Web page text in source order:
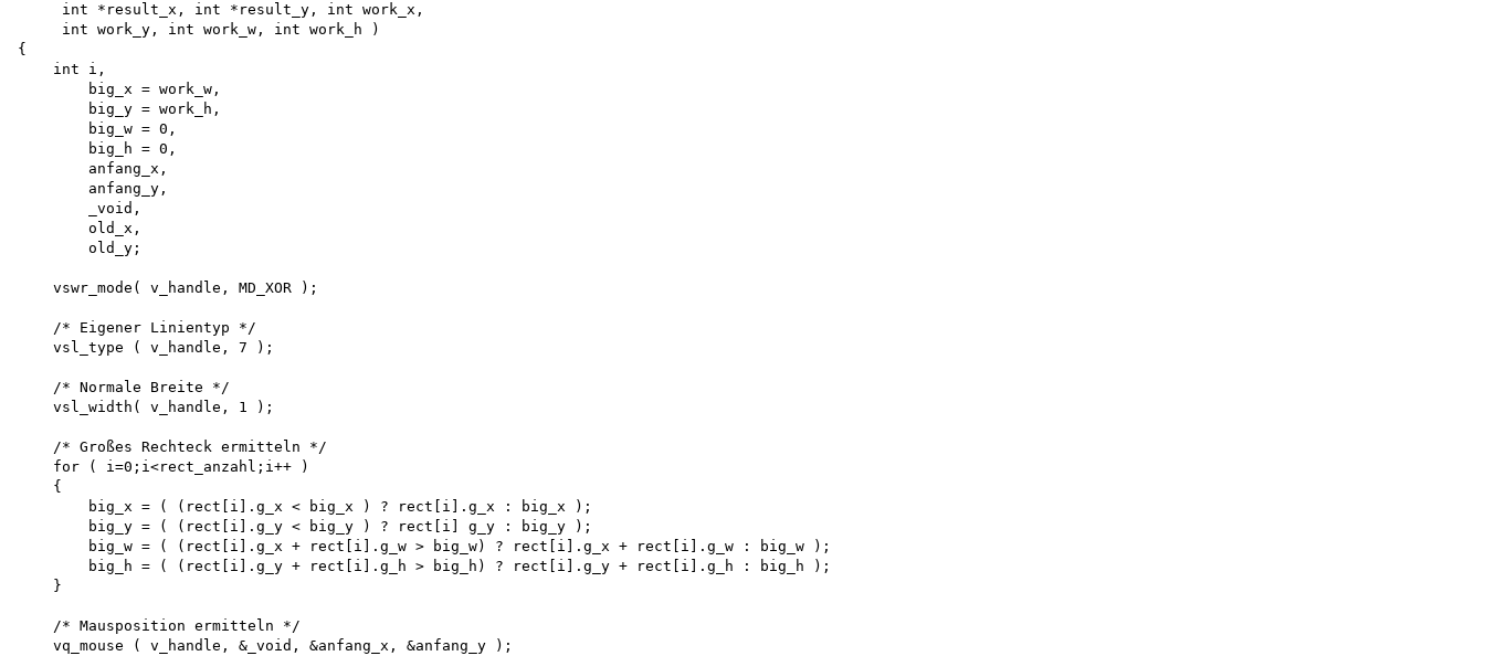
     int *result_x, int *result_y, int work_x,
     int work_y, int work_w, int work_h )
{
    int i,
        big_x = work_w,
        big_y = work_h,
        big_w = 0,
        big_h = 0,
        anfang_x,
        anfang_y,
        _void,
        old_x,
        old_y;
    vswr_mode( v_handle, MD_XOR );
    /* Eigener Linientyp */
    vsl_type ( v_handle, 7 );
    /* Normale Breite */
    vsl_width( v_handle, 1 );
    /* Großes Rechteck ermitteln */
    for ( i=0;i<rect_anzahl;i++ )
    {
        big_x = ( (rect[i].g_x < big_x ) ? rect[i].g_x : big_x );
        big_y = ( (rect[i].g_y < big_y ) ? rect[i] g_y : big_y );
        big_w = ( (rect[i].g_x + rect[i].g_w > big_w) ? rect[i].g_x + rect[i].g_w : big_w );
        big_h = ( (rect[i].g_y + rect[i].g_h > big_h) ? rect[i].g_y + rect[i].g_h : big_h );
    }
    /* Mausposition ermitteln */
    vq_mouse ( v_handle, &_void, &anfang_x, &anfang_y );